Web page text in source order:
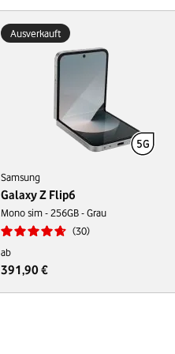
Ausverkauft
Samsung
Galaxy Z Flip6
Mono sim - 256GB - Grau
30
ab
391,90 €